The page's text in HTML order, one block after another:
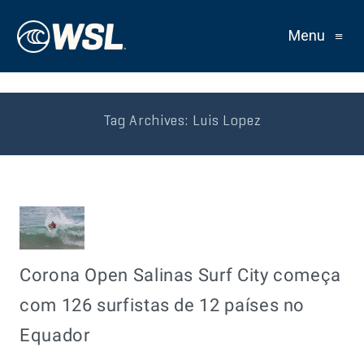
Menu ≡
Tag Archives: Luis Lopez
Corona Open Salinas Surf City começa
com 126 surfistas de 12 países no
Equador